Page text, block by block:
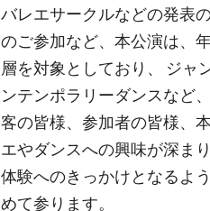
バレエサークルなどの発表
のご参加など、本公演は、
層を対象としており、 ジャ
ンテンポラリーダンスなど
客の皆様、参加者の皆様、
エやダンスへの興味が深ま
体験へのきっかけとなるよ
めて参ります。